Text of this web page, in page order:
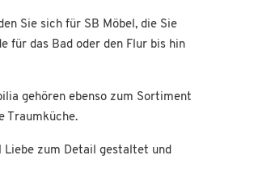
Sie sich für SB Möbel, die Sie
für das Bad oder den Flur bis hin
gehören ebenso zum Sortiment
Traumküche.
Liebe zum Detail gestaltet und